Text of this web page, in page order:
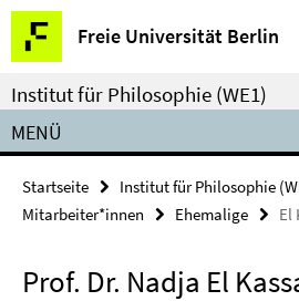
Springe
direkt
zu
Inhalt
Freie Universität Berlin
Service-
Navigation
Institut für Philosophie (WE1)
MENÜ
Startseite Institut für Philosophie
Mitarbeiter*innen
Ehemalige El
Prof. Dr. Nadja El